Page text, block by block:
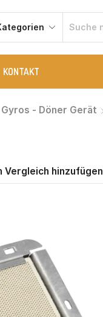
KONTAKT
Gyros - Döner Gerät
Vergleich hinzufügen